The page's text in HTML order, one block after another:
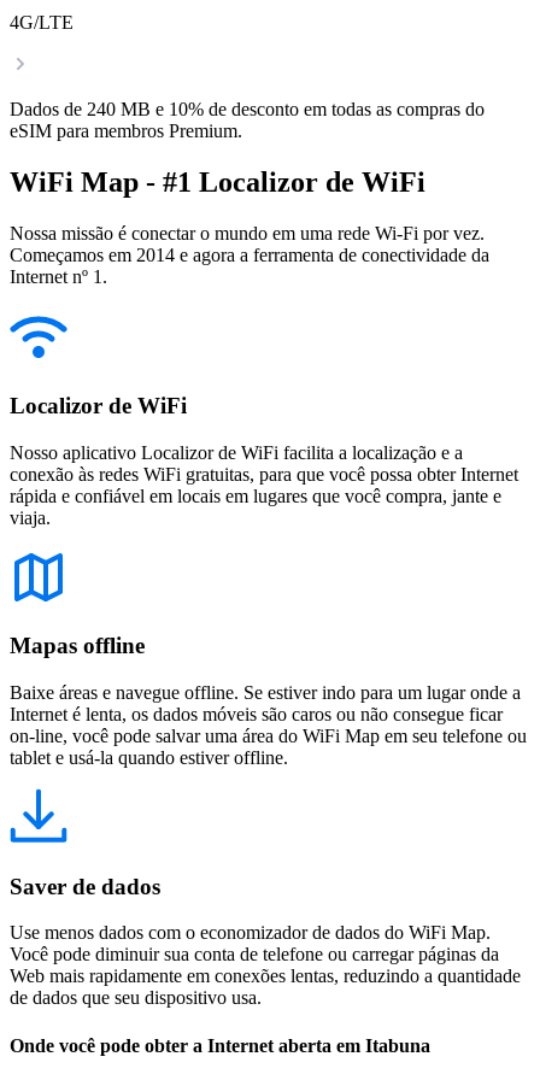
4G/LTE
Dados de 240 MB e 10% de desconto em todas as compras do
eSIM para membros Premium.
WiFi Map - #1 Localizor de WiFi
Nossa missão é conectar o mundo em uma rede Wi-Fi por vez.
Começamos em 2014 e agora a ferramenta de conectividade da
Internet nº 1.
Localizor de WiFi
Nosso aplicativo Localizor de WiFi facilita a localização e a
conexão às redes WiFi gratuitas, para que você possa obter Internet
rápida e confiável em locais em lugares que você compra, jante e
viaja.
Mapas offline
Baixe áreas e navegue offline. Se estiver indo para um lugar onde a
Internet é lenta, os dados móveis são caros ou não consegue ficar
on-line, você pode salvar uma área do WiFi Map em seu telefone ou
tablet e usá-la quando estiver offline.
Saver de dados
Use menos dados com o economizador de dados do WiFi Map.
Você pode diminuir sua conta de telefone ou carregar páginas da
Web mais rapidamente em conexões lentas, reduzindo a quantidade
de dados que seu dispositivo usa.
Onde você pode obter a Internet aberta em Itabuna